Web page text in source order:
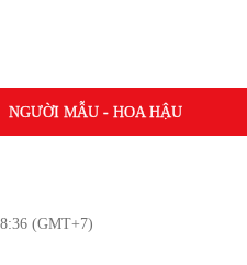
NGƯỜI MẪU - HOA HẬU
(GMT+7)